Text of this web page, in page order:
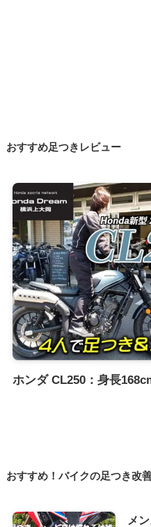
おすすめ足つきレビュー
ホンダ CL250：身長
おすすめ！バイクの足つき改
メ